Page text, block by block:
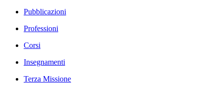
Pubblicazioni
Professioni
Corsi
Insegnamenti
Terza Missione